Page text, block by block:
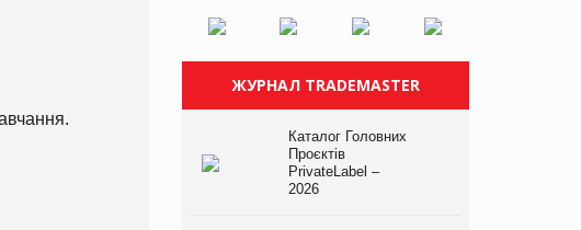
ЖУРНАЛ TRADEMASTER
Каталог Головних
Проєктів
PrivateLabel –
2026